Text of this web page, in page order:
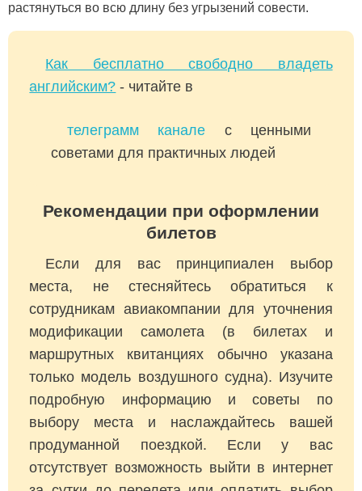
растянуться во всю длину без угрызений совести.
Как бесплатно свободно владеть
английским? - читайте в
телеграмм канале с ценными
советами для практичных людей
Рекомендации при оформлении
билетов
Если для вас принципиален выбор
места, не стесняйтесь обратиться к
сотрудникам авиакомпании для уточнения
модификации самолета (в билетах и
маршрутных квитанциях обычно указана
только модель воздушного судна). Изучите
подробную информацию и советы по
выбору места и наслаждайтесь вашей
продуманной поездкой. Если у вас
отсутствует возможность выйти в интернет